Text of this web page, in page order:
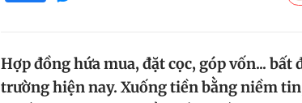
Hợp đồng hứa mua, đặt cọc, góp vốn...
trường hiện nay. Xuống tiền bằng niềm